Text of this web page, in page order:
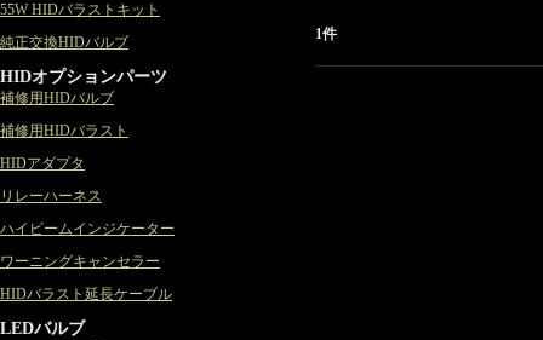
1件
55W HIDバラストキット
純正交換HIDバルブ
HIDオプションパーツ
補修用HIDバルブ
補修用HIDバラスト
HIDアダプタ
リレーハーネス
ハイビームインジケーター
ワーニングキャンセラー
HIDバラスト延長ケーブル
LEDバルブ